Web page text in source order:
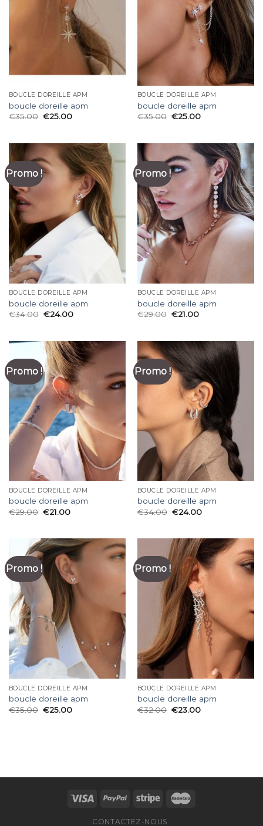
BOUCLE DOREILLE APM
boucle doreille apm
€35.00 €25.00
BOUCLE DOREILLE APM
boucle doreille apm
€35.00 €25.00
Promo !
BOUCLE DOREILLE APM
boucle doreille apm
€34.00 €24.00
Promo !
BOUCLE DOREILLE APM
boucle doreille apm
€29.00 €21.00
Promo !
BOUCLE DOREILLE APM
boucle doreille apm
€29.00 €21.00
Promo !
BOUCLE DOREILLE APM
boucle doreille apm
€34.00 €24.00
Promo !
BOUCLE DOREILLE APM
boucle doreille apm
€35.00 €25.00
Promo !
BOUCLE DOREILLE APM
boucle doreille apm
€32.00 €23.00
CONTACTEZ-NOUS